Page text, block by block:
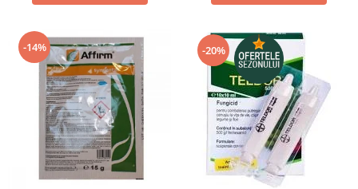
-14% -20%